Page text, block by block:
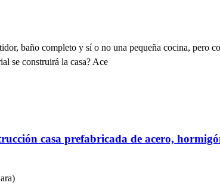
baño completo y sí o no una pequeña cocina, pero
se construirá la casa? Ace
casa prefabricada de acero,